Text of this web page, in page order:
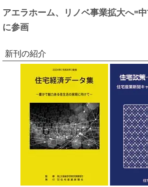
アエラホーム、リノベ事業拡大へ=
に参画
新刊の紹介